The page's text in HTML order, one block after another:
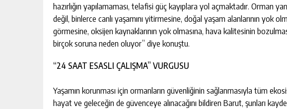
hazırlığın yapılamaması, telafisi güç kayıplara yol açmaktadır. Orman
değil, binlerce canlı yaşamını yitirmesine, doğal yaşam alanlarının yok
görmesine, oksijen kaynaklarının yok olmasına, hava kalitesinin
birçok soruna neden oluyor” diye konuştu.
“24 SAAT ESASLI ÇALIŞMA” VURGUSU
Yaşamın korunması için ormanların güvenliğinin sağlanmasıyla tüm
hayat ve geleceğin de güvenceye alınacağını bildiren Barut, şunları